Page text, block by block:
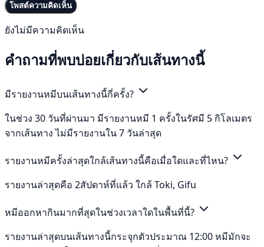
โพสต์ความคิดเห็น
ยังไม่มีความคิดเห็น
คำถามที่พบบ่อยเกี่ยวกับเส้นทางนี้
มีรายงานหมีบนเส้นทางนี้กี่ครั้ง?
ในช่วง 30 วันที่ผ่านมา มีรายงานหมี 1 ครั้งในรัศมี 5 กิโลเมตร
จากเส้นทาง ไม่มีรายงานใน 7 วันล่าสุด
รายงานหมีครั้งล่าสุดใกล้เส้นทางนี้คือเมื่อใดและที่ไหน?
รายงานล่าสุดคือ 2สัปดาห์ที่แล้ว ใกล้ Toki, Gifu
หมีออกหากินมากที่สุดในช่วงเวลาใดในพื้นที่นี้?
รายงานล่าสุดบนเส้นทางนี้กระจุกตัวประมาณ 12:00 หมีมักจะ